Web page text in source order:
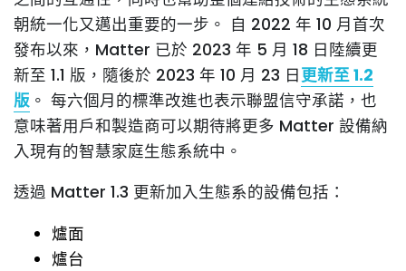
朝統一化又邁出重要的一步。 自 2022 年 10 月首次
發布以來，Matter 已於 2023 年 5 月 18 日陸續更
新至 1.1 版，隨後於 2023 年 10 月 23 日更新至 1.2
版 。 每六個月的標準改進也表示聯盟信守承諾，也
意味著用戶和製造商可以期待將更多 Matter 設備納
入現有的智慧家庭生態系統中。
透過 Matter 1.3 更新加入生態系的設備包括：
爐面
爐台